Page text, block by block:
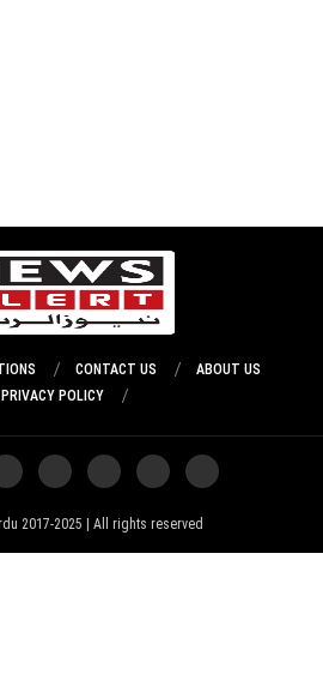
ABOUT US
CONTACT US
PRIVACY POLICY
2017-2025 | All rights reserved ©